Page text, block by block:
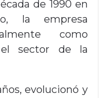
de 1990 en
la empresa
como
sector de la
evolucionó y